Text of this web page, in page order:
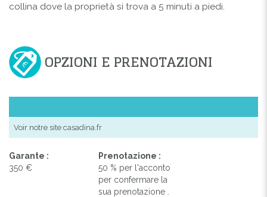
collina dove la proprietà si trova a 5 minuti a piedi.
OPZIONI E PRENOTAZIONI
Voir notre site casadina.fr
Garante :
350 €
Prenotazione :
50 % per l'acconto
per confermare la
sua prenotazione .